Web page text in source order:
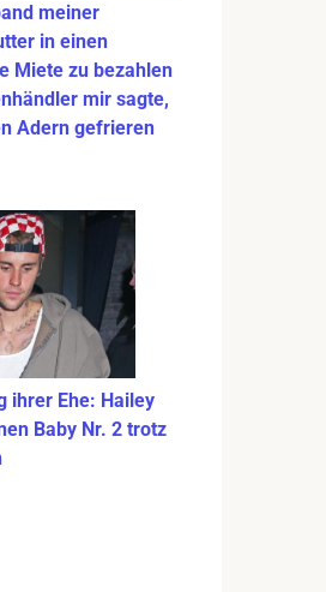
meiner
in einen
Miete zu bezahlen
mir sagte,
Adern gefrieren
ihrer Ehe: Hailey
Baby Nr. 2 trotz